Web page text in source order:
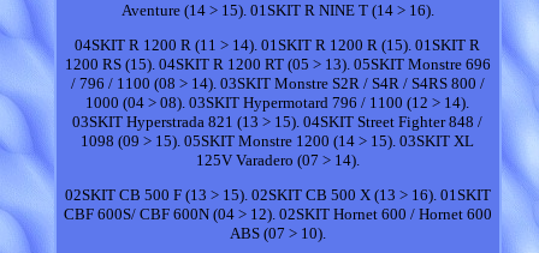
Aventure (14 > 15). 01SKIT R NINE T (14 > 16).
04SKIT R 1200 R (11 > 14). 01SKIT R 1200 R (15). 01SKIT R
1200 RS (15). 04SKIT R 1200 RT (05 > 13). 05SKIT Monstre 696
/ 796 / 1100 (08 > 14). 03SKIT Monstre S2R / S4R / S4RS 800 /
1000 (04 > 08). 03SKIT Hypermotard 796 / 1100 (12 > 14).
03SKIT Hyperstrada 821 (13 > 15). 04SKIT Street Fighter 848 /
1098 (09 > 15). 05SKIT Monstre 1200 (14 > 15). 03SKIT XL
125V Varadero (07 > 14).
02SKIT CB 500 F (13 > 15). 02SKIT CB 500 X (13 > 16). 01SKIT
CBF 600S/ CBF 600N (04 > 12). 02SKIT Hornet 600 / Hornet 600
ABS (07 > 10).